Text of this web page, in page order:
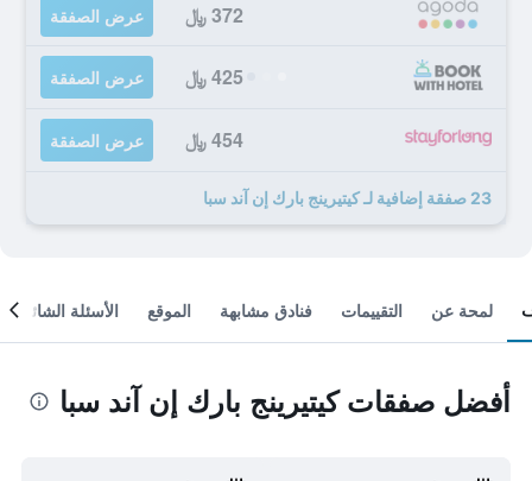
372 ﷼ عرض الصفقة
425 ﷼ عرض الصفقة
454 ﷼ عرض الصفقة
23 صفقة إضافية لـ كيتيرينج بارك إن آند سبا
لمحة عن التقييمات فنادق مشابهة الموقع الأسئلة الشائعة
أفضل صفقات كيتيرينج بارك إن آند سبا